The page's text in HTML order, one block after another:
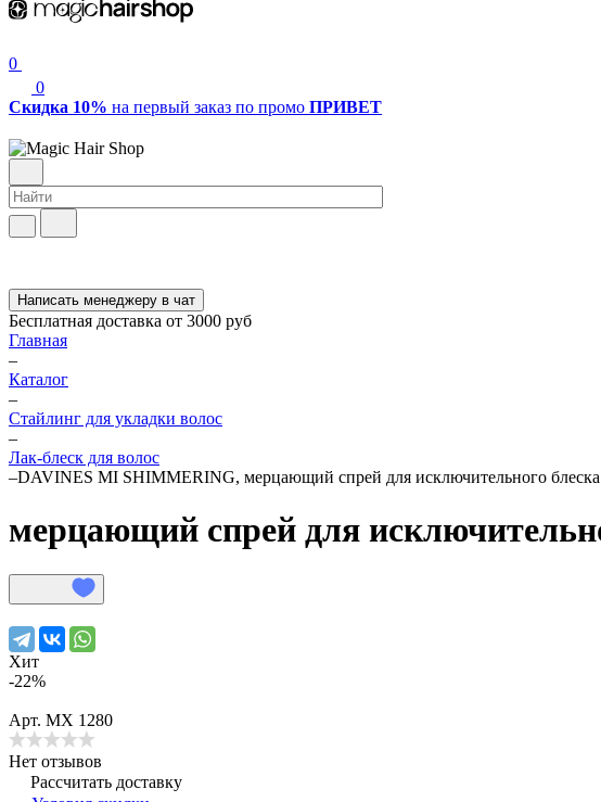
0
0
Скидка 10% на первый заказ по промо ПРИВЕТ
Написать менеджеру в чат
Бесплатная доставка от 3000 руб
Главная
–
Каталог
–
Стайлинг для укладки волос
–
Лак-блеск для волос
–DAVINES MI SHIMMERING, мерцающий спрей для исключительного
мерцающий спрей для
Хит
-22%
Арт. МХ 1280
Нет отзывов
Рассчитать доставку